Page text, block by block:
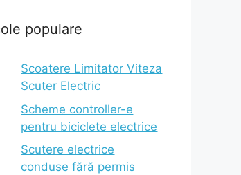
populare
Scoatere Limitator Viteza
Scuter Electric
Scheme controller-e
pentru biciclete electrice
Scutere electrice
conduse fără permis